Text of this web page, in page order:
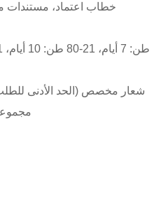
خطاب اعتماد، مستندات